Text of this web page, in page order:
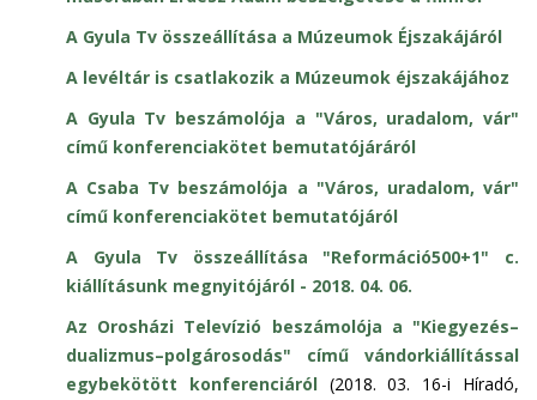
A Gyula Tv összeállítása a Múzeumok Éjszakájáról
A levéltár is csatlakozik a Múzeumok éjszakájához
A Gyula Tv beszámolója a "Város, uradalom, vár"
című konferenciakötet bemutatójáráról
A Csaba Tv beszámolója a "Város, uradalom, vár"
című konferenciakötet bemutatójáról
A Gyula Tv összeállítása "Reformáció500+1" c.
kiállításunk megnyitójáról - 2018. 04. 06.
Az Orosházi Televízió beszámolója a "Kiegyezés–
dualizmus–polgárosodás" című vándorkiállítással
egybekötött konferenciáról (2018. 03. 16-i Híradó,